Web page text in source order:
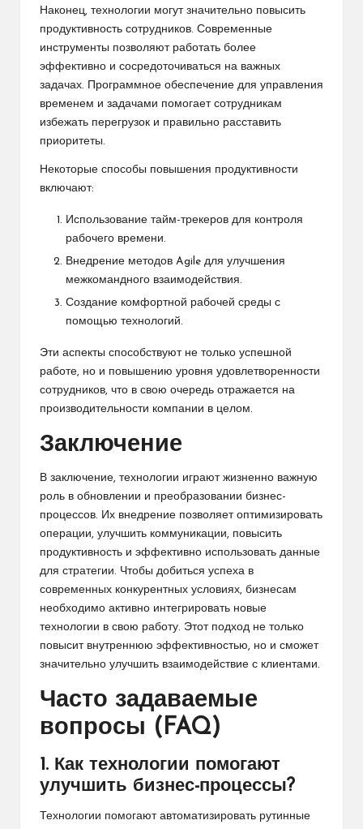
Наконец, технологии могут значительно повысить
продуктивность сотрудников. Современные
инструменты позволяют работать более
эффективно и сосредоточиваться на важных
задачах. Программное обеспечение для управления
временем и задачами помогает сотрудникам
избежать перегрузок и правильно расставить
приоритеты.
Некоторые способы повышения продуктивности
включают:
Использование тайм-трекеров для контроля
рабочего времени.
Внедрение методов Agile для улучшения
межкомандного взаимодействия.
Создание комфортной рабочей среды с
помощью технологий.
Эти аспекты способствуют не только успешной
работе, но и повышению уровня удовлетворенности
сотрудников, что в свою очередь отражается на
производительности компании в целом.
Заключение
В заключение, технологии играют жизненно важную
роль в обновлении и преобразовании бизнес-
процессов. Их внедрение позволяет оптимизировать
операции, улучшить коммуникации, повысить
продуктивность и эффективно использовать данные
для стратегии. Чтобы добиться успеха в
современных конкурентных условиях, бизнесам
необходимо активно интегрировать новые
технологии в свою работу. Этот подход не только
повысит внутреннюю эффективностью, но и сможет
значительно улучшить взаимодействие с клиентами.
Часто задаваемые
вопросы (FAQ)
1. Как технологии помогают
улучшить бизнес-процессы?
Технологии помогают автоматизировать рутинные